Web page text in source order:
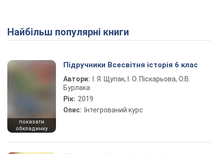
Найбільш популярні книги
показати
обкладинку
Підручники Всесвітня історія 6 клас
Автори:
І. Я. Щупак, І. О. Піскарьова, О.В.
Бурлака
Рік: 2019
Опис: Інтегрований курс